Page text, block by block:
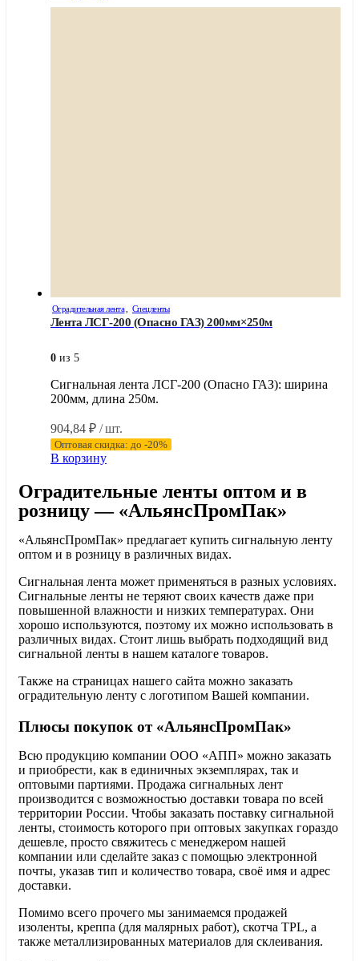
Оградительная лента, Спецленты
Лента ЛСГ-200 (Опасно ГАЗ) 200мм×250м
0 из 5
Сигнальная лента ЛСГ-200 (Опасно ГАЗ): ширина
200мм, длина 250м.
904,84 ₽ / шт.
Оптовая скидка: до -20%
В корзину
Оградительные ленты оптом и в
розницу — «АльянсПромПак»
«АльянсПромПак» предлагает купить сигнальную ленту
оптом и в розницу в различных видах.
Сигнальная лента может применяться в разных условиях.
Сигнальные ленты не теряют своих качеств даже при
повышенной влажности и низких температурах. Они
хорошо используются, поэтому их можно использовать в
различных видах. Стоит лишь выбрать подходящий вид
сигнальной ленты в нашем каталоге товаров.
Также на страницах нашего сайта можно заказать
оградительную ленту с логотипом Вашей компании.
Плюсы покупок от «АльянсПромПак»
Всю продукцию компании ООО «АПП» можно заказать
и приобрести, как в единичных экземплярах, так и
оптовыми партиями. Продажа сигнальных лент
производится с возможностью доставки товара по всей
территории России. Чтобы заказать поставку сигнальной
ленты, стоимость которого при оптовых закупках гораздо
дешевле, просто свяжитесь с менеджером нашей
компании или сделайте заказ с помощью электронной
почты, указав тип и количество товара, своё имя и адрес
доставки.
Помимо всего прочего мы занимаемся продажей
изоленты, креппа (для малярных работ), скотча TPL, а
также металлизированных материалов для склеивания.